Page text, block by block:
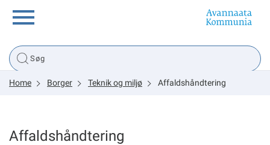
Borger
Politik
Home Borger Teknik og miljø Affaldshåndtering
Affaldshåndtering